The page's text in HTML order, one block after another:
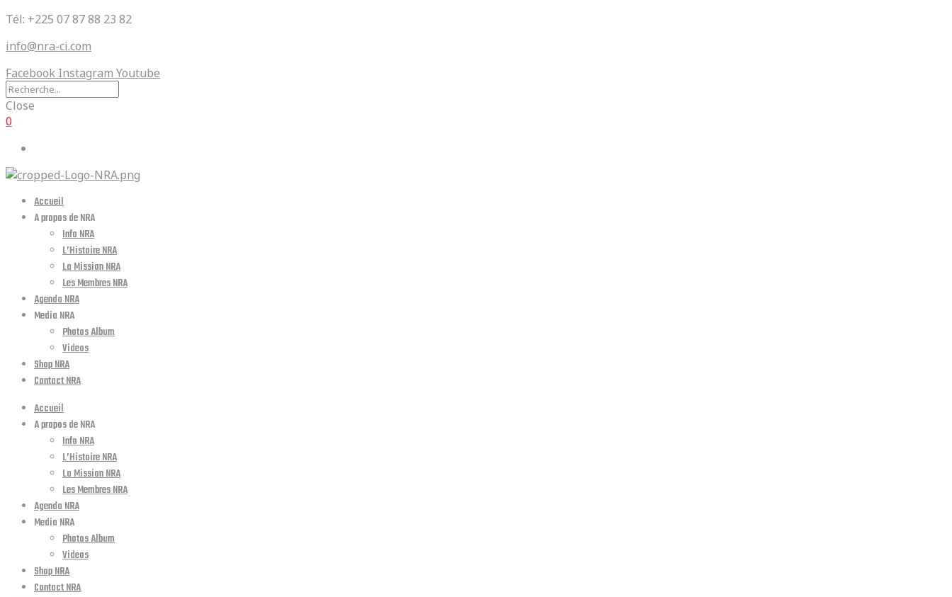
Tél: +225 07 87 88 23 82
info@nra-ci.com
Facebook Instagram Youtube
Close
0
Accueil
A propos de NRA
Info NRA
L’Histoire NRA
La Mission NRA
Les Membres NRA
Agenda NRA
Media NRA
Photos Album
Videos
Shop NRA
Contact NRA
Accueil
A propos de NRA
Info NRA
L’Histoire NRA
La Mission NRA
Les Membres NRA
Agenda NRA
Media NRA
Photos Album
Videos
Shop NRA
Contact NRA